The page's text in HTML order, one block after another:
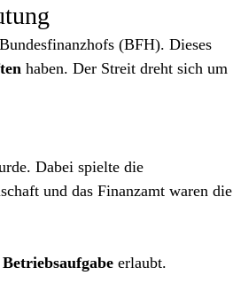
(BFH). Dieses
haben. Der Streit dreht sich um
Dabei spielte die
und das Finanzamt waren die
Betriebsaufgabe erlaubt.